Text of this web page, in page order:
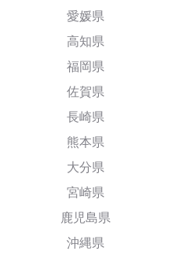
愛媛県
高知県
福岡県
佐賀県
長崎県
熊本県
大分県
宮崎県
鹿児島県
沖縄県